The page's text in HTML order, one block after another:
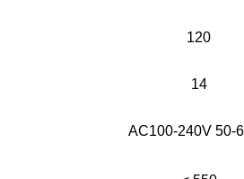
120
14
AC100-240V 50-